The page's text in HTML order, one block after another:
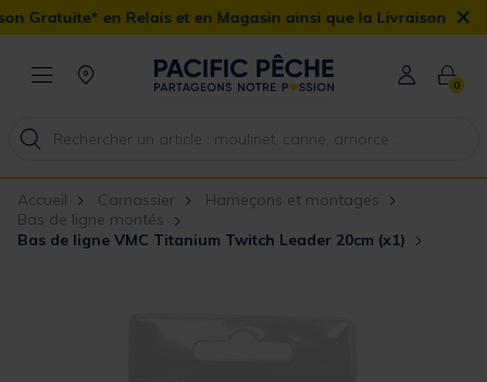
en Relais et en Magasin ainsi que la Livraison Domicile
×
0
Accueil Carnassier
Hameçons et montages
Bas de ligne montés
Bas de ligne VMC Titanium Twitch Leader 20cm (x1)